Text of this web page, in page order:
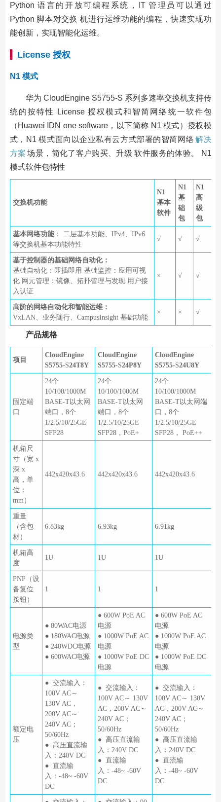
Python 语言的开放可编程系统，IT 管理员可以通过
Python 脚本对交换 机进行运维功能的编程，快速实现功
能创新，实现智能化运维。
License 授权
N1 模式
华为 CloudEngine S5755-S 系列多速率交换机支持传
统的按特性 License 授权模式和智简网络统一软件包
（Huawei IDN one software，以下简称 N1 模式）授权模
式，N1 模式面向以企业私有云方式部署的智简网络 解决
方案 场景，简化了客户购买、升级 软件服务的体验。 N1
模式软件包特性
交换机功能
N1
基本
软件
N1
基
础
包
N1
高
级
包
基本网络功能： 二层基本功能、IPv4、IPv6
等交换机基本功能特性
√ √ √
基于控制器的基础网络自动化：
基础自动化：即插即用 基础监控：应用可视
化 网元管理：镜像、拓扑管理与发现 用户接
入认证
× √ √
高阶的网络自动化和智能运维：
VxLAN、业务随行、CampusInsight 基础功能
× × √
产品规格
项目
CloudEngine
S5755-S24T8Y
CloudEngine
S5755-S24P8Y
CloudEngine
S5755-S24U8Y
固定端
口
24个
10/100/1000M
BASE-T以太网
端口，8个
1/2.5/10/25GE
SFP28
24个
10/100/1000M
BASE-T以太网
端口，8个
1/2.5/10/25GE
SFP28，PoE+
24个
10/100/1000M
BASE-T以太网端
口，8个
1/2.5/10/25GE
SFP28， PoE++
机箱尺
寸（宽 x
深 x
高，单
位：
mm）
442x420x43.6 442x420x43.6 442x420x43.6
重量
（含包
材）
6.83kg 6.93kg 6.91kg
机箱高
度
1U 1U 1U
PNP（设
备复位
按钮）
1 1 1
电源类
型
● 80WAC电源
● 180WAC电源
● 240WDC电源
● 600WAC电源
● 600W PoE AC
电源
● 1000W PoE AC
电源
● 1000W PoE DC
电源
● 600W PoE AC
电源
● 1000W PoE AC
电源
● 1000W PoE DC
电源
额定电
压
● 交流输入：
100V AC～
130V AC，
200V AC～
240V AC；
50/60Hz
● 高压直流输
入：240V DC
● 直流输
入：-48~ -60V
DC
● 交流输入：
100V AC～ 130V
AC，200V AC～
240V AC；
50/60Hz
● 高压直流输
入：240V DC
● 直流输
入：-48~ -60V
DC
● 交流输入：
100V AC～ 130V
AC，200V AC～
240V AC；
50/60Hz
● 高压直流输
入：240V DC
● 直流输
入：-48~ -60V
DC